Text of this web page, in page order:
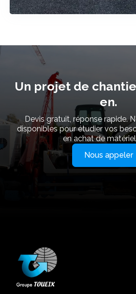
Un projet de
en.
Devis gratuit, réponse rapide.
disponibles pour étudier vos
en achat de
Nous appeler